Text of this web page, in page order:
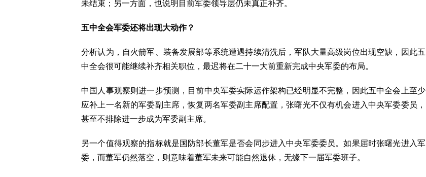
未结束；另一方面，也说明目前军委领导层仍未真正补齐。
五中全会军委还将出现大动作？
分析认为，自火箭军、装备发展部等系统遭遇持续清洗后，军队大量高级岗位出现空缺，因此五
中全会很可能继续补齐相关职位，最迟将在二十一大前重新完成中央军委的布局。
中国人事观察则进一步预测，目前中央军委实际运作架构已经明显不完整，因此五中全会上至少
应补上一名新的军委副主席，恢复两名军委副主席配置，张曙光不仅有机会进入中央军委委员，
甚至不排除进一步成为军委副主席。
另一个值得观察的指标就是国防部长董军是否会同步进入中央军委委员。如果届时张曙光进入军
委，而董军仍然落空，则意味着董军未来可能自然退休，无缘下一届军委班子。